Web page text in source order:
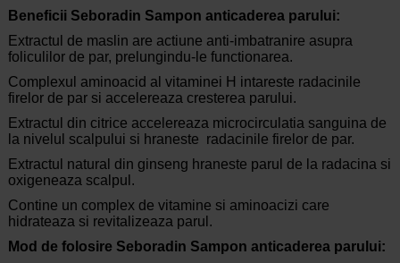
Beneficii Seboradin Sampon anticaderea parului:
Extractul de maslin are actiune anti-imbatranire asupra
foliculilor de par, prelungindu-le functionarea.
Complexul aminoacid al vitaminei H intareste radacinile
firelor de par si accelereaza cresterea parului.
Extractul din citrice accelereaza microcirculatia sanguina de
la nivelul scalpului si hraneste radacinile firelor de par.
Extractul natural din ginseng hraneste parul de la radacina si
oxigeneaza scalpul.
Contine un complex de vitamine si aminoacizi care
hidrateaza si revitalizeaza parul.
Mod de folosire Seboradin Sampon anticaderea parului: